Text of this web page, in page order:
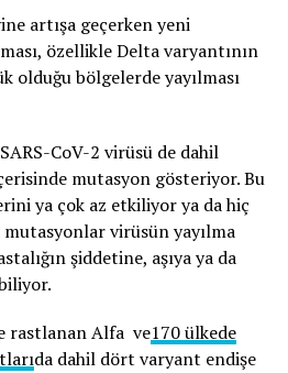
artışa geçerken yeni
özellikle Delta varyantının
olduğu bölgelerde yayılması
CoV-2 virüsü de dahil
mutasyon gösteriyor. Bu
ya çok az etkiliyor ya da hiç
virüsün yayılma
şiddetine, aşıya ya da
rastlanan Alfa ve170 ülkede
da dahil dört varyant endişe